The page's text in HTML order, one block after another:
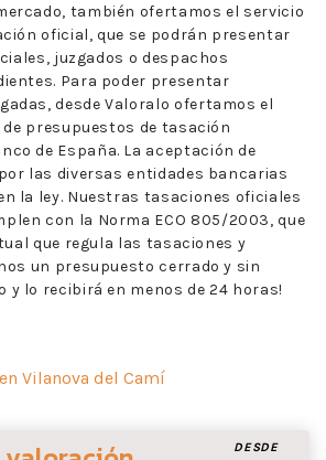
también ofertamos el servicio
oficial, que se podrán presentar
juzgados o despachos
Para poder presentar
desde Valoralo ofertamos el
presupuestos de tasación
de España. La aceptación de
las diversas entidades bancarias
la ley. Nuestras tasaciones oficiales
con la Norma ECO 805/2003, que
que regula las tasaciones y
un presupuesto cerrado y sin
y lo recibirá en menos de 24 horas!
Vilanova del Camí
DESDE